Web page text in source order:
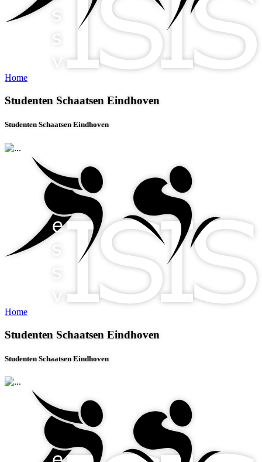
Home
Studenten Schaatsen Eindhoven
Studenten Schaatsen Eindhoven
Home
Studenten Schaatsen Eindhoven
Studenten Schaatsen Eindhoven